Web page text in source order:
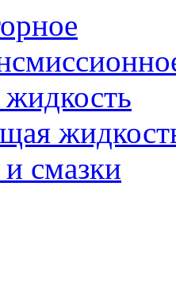
смазки